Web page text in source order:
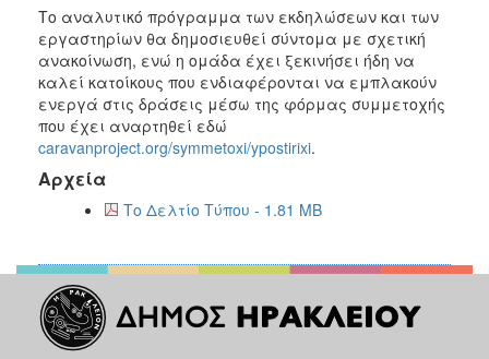
Το αναλυτικό πρόγραμμα των εκδηλώσεων και των
εργαστηρίων θα δημοσιευθεί σύντομα με σχετική
ανακοίνωση, ενώ η ομάδα έχει ξεκινήσει ήδη να
καλεί κατοίκους που ενδιαφέρονται να εμπλακούν
ενεργά στις δράσεις μέσω της φόρμας συμμετοχής
που έχει αναρτηθεί εδώ
caravanproject.org/symmetoxi/ypostirixi.
Αρχεία
Το Δελτίο Τύπου - 1.81 MB